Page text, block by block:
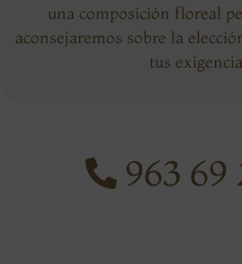
una composición floreal
aconsejaremos sobre la
tus
963 69